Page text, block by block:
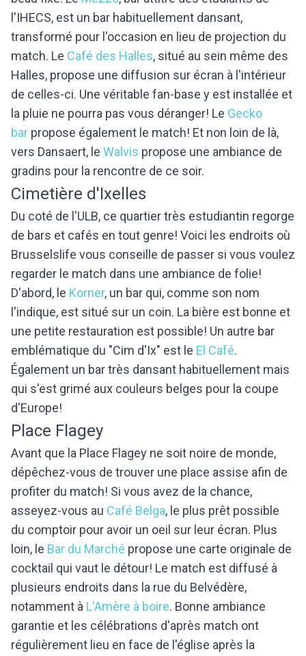
l'IHECS, est un bar habituellement dansant,
transformé pour l'occasion en lieu de projection du
match. Le Café des Halles, situé au sein même des
Halles, propose une diffusion sur écran à l'intérieur
de celles-ci. Une véritable fan-base y est installée et
la pluie ne pourra pas vous déranger! Le Gecko
bar propose également le match! Et non loin de là,
vers Dansaert, le Walvis propose une ambiance de
gradins pour la rencontre de ce soir.
Cimetière d'Ixelles
Du coté de l'ULB, ce quartier très estudiantin regorge
de bars et cafés en tout genre! Voici les endroits où
Brusselslife vous conseille de passer si vous voulez
regarder le match dans une ambiance de folie!
D'abord, le Korner, un bar qui, comme son nom
l'indique, est situé sur un coin. La bière est bonne et
une petite restauration est possible! Un autre bar
emblématique du "Cim d'Ix" est le El Café.
Également un bar très dansant habituellement mais
qui s'est grimé aux couleurs belges pour la coupe
d'Europe!
Place Flagey
Avant que la Place Flagey ne soit noire de monde,
dépêchez-vous de trouver une place assise afin de
profiter du match! Si vous avez de la chance,
asseyez-vous au Café Belga, le plus prêt possible
du comptoir pour avoir un oeil sur leur écran. Plus
loin, le Bar du Marché propose une carte originale de
cocktail qui vaut le détour! Le match est diffusé à
plusieurs endroits dans la rue du Belvédère,
notamment à L'Amère à boire. Bonne ambiance
garantie et les célébrations d'après match ont
régulièrement lieu en face de l'église après la